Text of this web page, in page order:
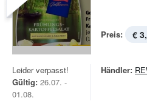
Preis: €
Leider verpasst!
Gültig: 26.07. -
01.08.
Händler: